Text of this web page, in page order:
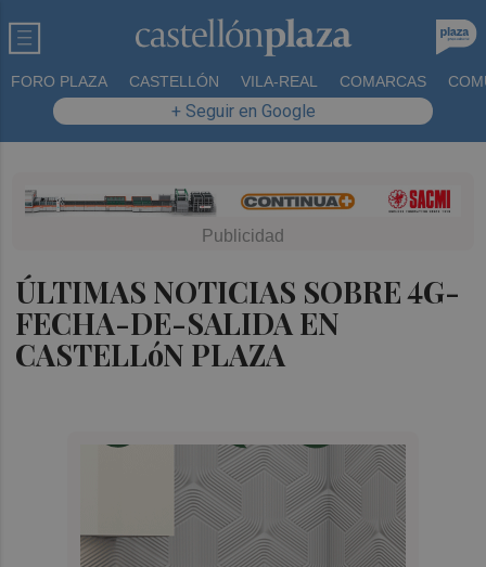
FORO PLAZA CASTELLÓN VILA-REAL COMARCAS
+ Seguir en Google
ÚLTIMAS NOTICIAS SOBRE 4G-
FECHA-DE-SALIDA EN
CASTELLóN PLAZA